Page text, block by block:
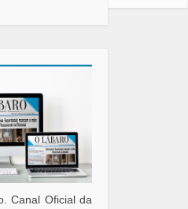
Canal Oficial da